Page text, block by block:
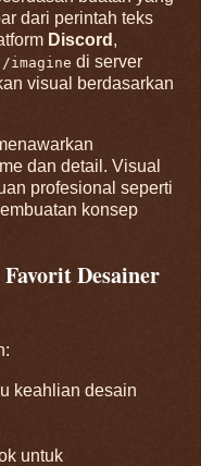
dari perintah teks
Discord ,
/imagine di server
visual berdasarkan
dan detail. Visual
profesional seperti
konsep
Desainer
keahlian desain
untuk